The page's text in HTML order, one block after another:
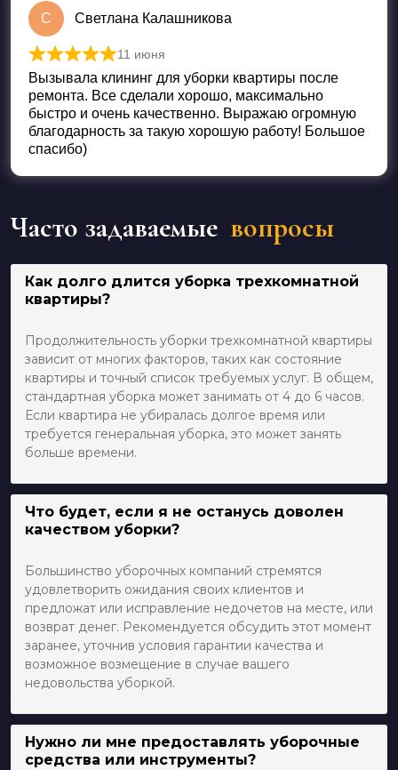
С Светлана Калашникова
Оценка
11 июня
Вызывала клининг для уборки квартиры после
ремонта. Все сделали хорошо, максимально
быстро и очень качественно. Выражаю огромную
благодарность за такую хорошую работу! Большое
спасибо)
Часто задаваемые вопросы
Как долго длится уборка трехкомнатной
квартиры?
Продолжительность уборки трехкомнатной квартиры
зависит от многих факторов, таких как состояние
квартиры и точный список требуемых услуг. В общем,
стандартная уборка может занимать от 4 до 6 часов.
Если квартира не убиралась долгое время или
требуется генеральная уборка, это может занять
больше времени.
Что будет, если я не останусь доволен
качеством уборки?
Большинство уборочных компаний стремятся
удовлетворить ожидания своих клиентов и
предложат или исправление недочетов на месте, или
возврат денег. Рекомендуется обсудить этот момент
заранее, уточнив условия гарантии качества и
возможное возмещение в случае вашего
недовольства уборкой.
Нужно ли мне предоставлять уборочные
средства или инструменты?